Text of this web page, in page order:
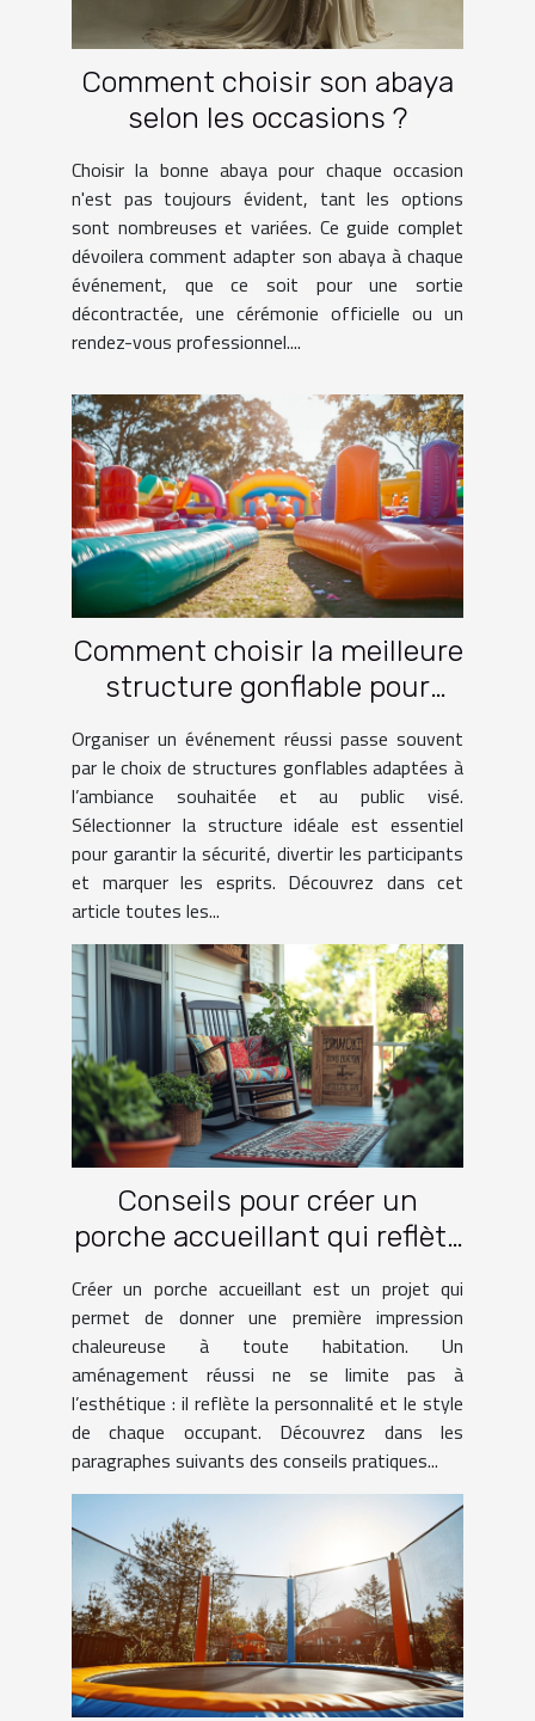
Comment choisir son abaya
selon les occasions ?
Choisir la bonne abaya pour chaque occasion
n'est pas toujours évident, tant les options
sont nombreuses et variées. Ce guide complet
dévoilera comment adapter son abaya à chaque
événement, que ce soit pour une sortie
décontractée, une cérémonie officielle ou un
rendez-vous professionnel....
Comment choisir la meilleure
structure gonflable pour
Organiser un événement réussi passe souvent
par le choix de structures gonflables adaptées à
l’ambiance souhaitée et au public visé.
Sélectionner la structure idéale est essentiel
pour garantir la sécurité, divertir les participants
et marquer les esprits. Découvrez dans cet
article toutes les...
Conseils pour créer un
porche accueillant qui reflète
Créer un porche accueillant est un projet qui
permet de donner une première impression
chaleureuse à toute habitation. Un
aménagement réussi ne se limite pas à
l’esthétique : il reflète la personnalité et le style
de chaque occupant. Découvrez dans les
paragraphes suivants des conseils pratiques...